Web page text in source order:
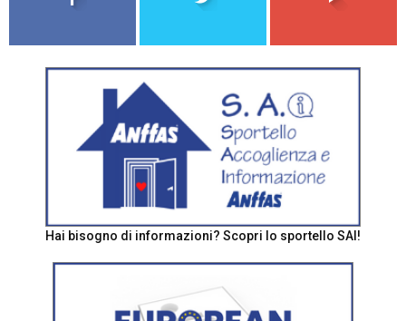
Hai bisogno di informazioni? Scopri lo sportello SAI!